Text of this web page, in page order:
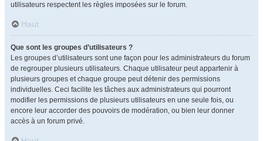
utilisateurs respectent les règles imposées sur le forum.
Haut
Que sont les groupes d’utilisateurs ?
Les groupes d’utilisateurs sont une façon pour les administrateurs du forum
de regrouper plusieurs utilisateurs. Chaque utilisateur peut appartenir à
plusieurs groupes et chaque groupe peut détenir des permissions
individuelles. Ceci facilite les tâches aux administrateurs qui pourront
modifier les permissions de plusieurs utilisateurs en une seule fois, ou
encore leur accorder des pouvoirs de modération, ou bien leur donner
accès à un forum privé.